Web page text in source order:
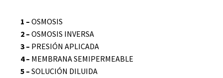
1 – OSMOSIS
2 – OSMOSIS INVERSA
3 – PRESIÓN APLICADA
4 – MEMBRANA SEMIPERMEABLE
5 – SOLUCIÓN DILUIDA